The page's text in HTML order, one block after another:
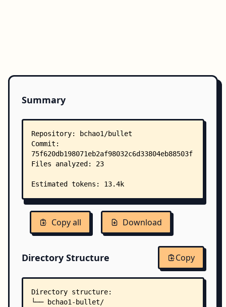
Summary
Copy all Download
Directory Structure Copy
Directory structure:
└── bchao1-bullet/